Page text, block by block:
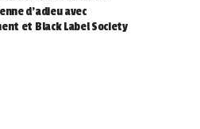
d’adieu avec
et Black Label Society